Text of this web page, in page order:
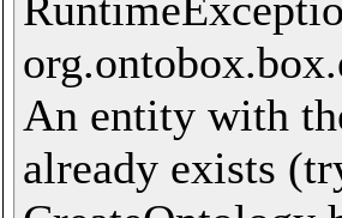
An entity with
already exists